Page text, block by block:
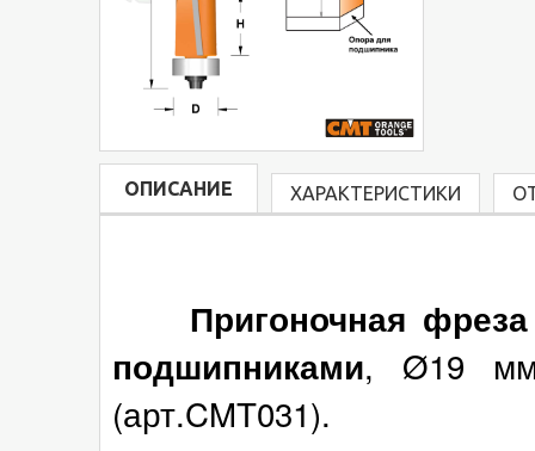
ОПИСАНИЕ ХАРАКТЕРИСТИКИ
Пригоночная
подшипниками, Ø19
(арт.CMT031).